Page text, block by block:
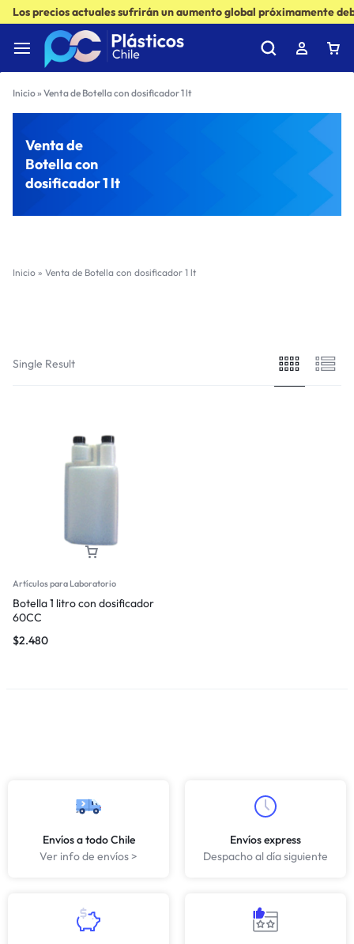
Los precios actuales sufrirán un aumento global próximamente
Inicio» Venta de Botella con dosificador 1 lt
Venta de
Botella con
dosificador 1 lt
Inicio » Venta de Botella con dosificador 1 lt
Single Result
Artículos para Laboratorio
Botella 1 litro con dosificador
60CC
$2.480
Envíos a todo Chile
Ver info de envíos >
Envíos express
Despacho al día siguiente